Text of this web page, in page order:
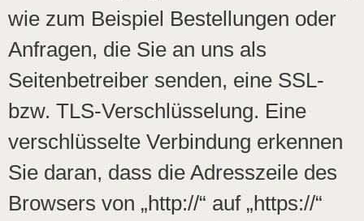
wie zum Beispiel Bestellungen oder
Anfragen, die Sie an uns als
Seitenbetreiber senden, eine SSL-
bzw. TLS-Verschlüsselung. Eine
verschlüsselte Verbindung erkennen
Sie daran, dass die Adresszeile des
Browsers von „http://“ auf „https://“